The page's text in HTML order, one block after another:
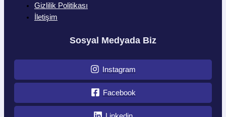
Gizlilik Politikası
İletişim
Sosyal Medyada Biz
Instagram
Facebook